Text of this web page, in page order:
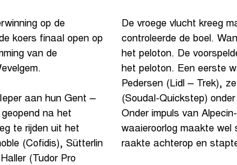
op de
koers finaal open op
van de
aan hun Gent –
na het
te rijden uit het
(Cofidis), Sütterlin
(Tudor Pro
De vroege vlucht kreeg
controleerde de boel.
het peloton. De
het peloton. Een eerste
Pedersen (Lidl – Trek),
(Soudal-Quickstep)
Onder impuls van
waaieroorlog maakte
raakte achterop en